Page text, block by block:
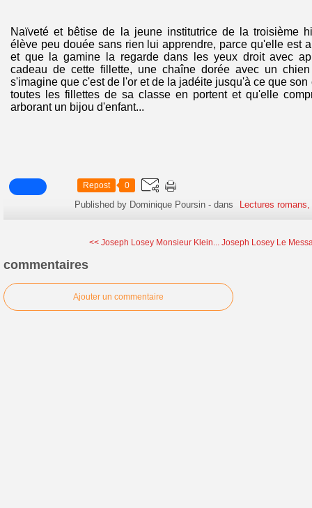
Naïveté et bêtise de la jeune institutrice de la troisième
élève peu douée sans rien lui apprendre, parce qu'elle est
et que la gamine la regarde dans les yeux droit avec
cadeau de cette fillette, une chaîne dorée avec un
s'imagine que c'est de l'or et de la jadéite jusqu'à ce que
toutes les fillettes de sa classe en portent et qu'elle
arborant un bijou d'enfant...
Repost 0
Published by Dominique Poursin -dans Lectures
<< Joseph Losey Monsieur Klein... Joseph Losey Le
commentaires
Ajouter un commentaire